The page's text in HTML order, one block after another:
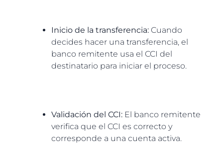
Inicio de la transferencia: Cuando
decides hacer una transferencia, el
banco remitente usa el CCI del
destinatario para iniciar el proceso.
Validación del CCI: El banco remitente
verifica que el CCI es correcto y
corresponde a una cuenta activa.